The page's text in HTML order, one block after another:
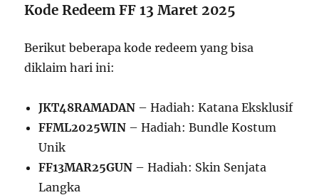
Kode Redeem FF 13 Maret 2025
Berikut beberapa kode redeem yang bisa
diklaim hari ini:
JKT48RAMADAN – Hadiah: Katana Eksklusif
FFML2025WIN – Hadiah: Bundle Kostum
Unik
FF13MAR25GUN – Hadiah: Skin Senjata
Langka